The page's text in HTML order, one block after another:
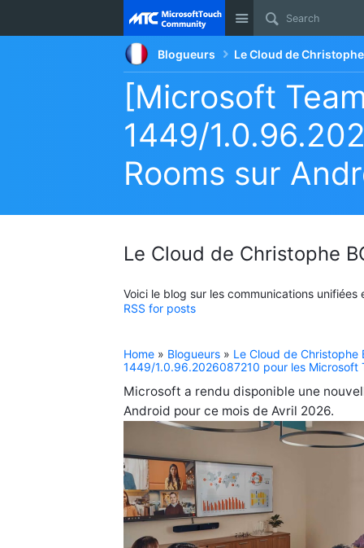
Site
Blogueurs Le Cloud de Christophe
[Microsoft
1449/
Rooms sur
Le Cloud de Christophe
Voici le blog sur les communications
RSS for posts
Home » Blogueurs » Le Cloud de Christophe
1449/1.0.96.2026087210 pour les Microsoft
Microsoft a rendu disponible une
Android pour ce mois de Avril 2026.